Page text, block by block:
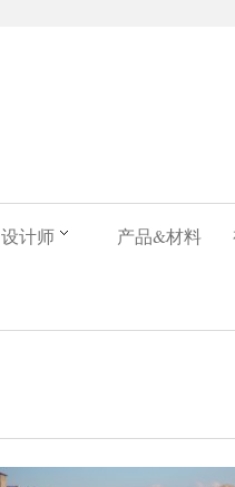
设计师 产品&材料